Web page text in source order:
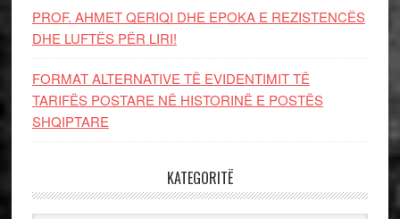
PROF. AHMET QERIQI DHE EPOKA E REZISTENCЁS
DHE LUFTЁS PЁR LIRI!
FORMAT ALTERNATIVE TË EVIDENTIMIT TË
TARIFËS POSTARE NË HISTORINË E POSTËS
SHQIPTARE
KATEGORITË